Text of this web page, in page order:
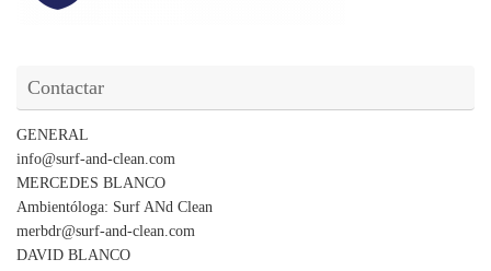
Contactar
GENERAL
info@surf-and-clean.com
MERCEDES BLANCO
Ambientóloga: Surf ANd Clean
merbdr@surf-and-clean.com
DAVID BLANCO